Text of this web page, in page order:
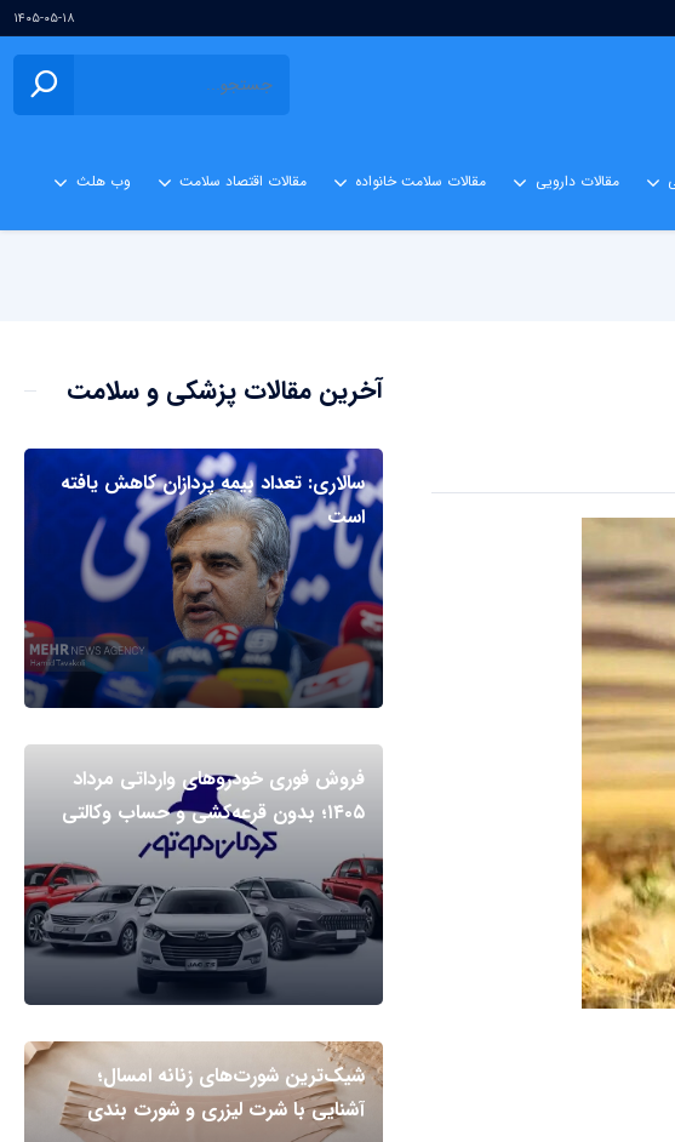
۱۴۰۵-۰۵-۱۸
مقالات دارویی مقالات سلامت خانواده مقالات اقتصاد سلامت وب هلث
آخرین مقالات پزشکی و سلامت
سالاری: تعداد بیمه پردازان کاهش یافته
است
فروش فوری خودروهای وارداتی مرداد
۱۴۰۵؛ بدون قرعه‌کشی و حساب وکالتی
شیک‌ترین شورت‌های زنانه امسال؛
آشنایی با شرت لیزری و شورت بندی